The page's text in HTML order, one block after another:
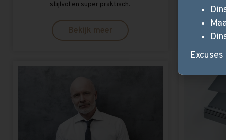
stijlvol en super praktisch.
Bekijk meer